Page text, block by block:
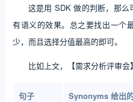
这是用 SDK 做的判断，那
有语义的效果。总之要找出一个
少，而且选择分值最高的即可。
比如上文，【需求分析评审会
句子 Synonyms 给出